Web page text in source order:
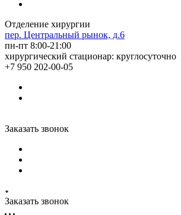
Отделение хирургии
пер. Центральный рынок, д.6
пн-пт 8:00-21:00
хирургический стационар: круглосуточно
+7 950 202-00-05
Заказать звонок
Заказать звонок